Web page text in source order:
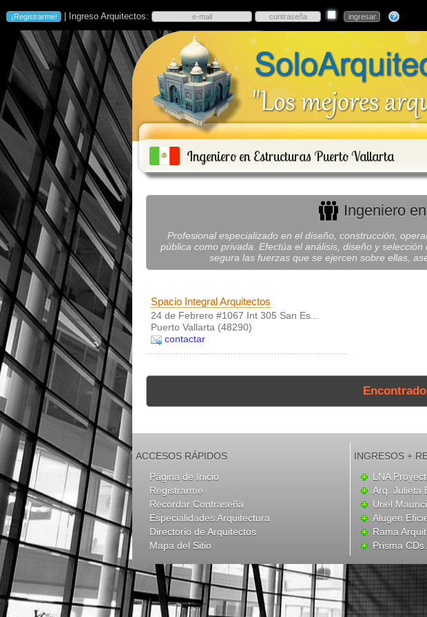
| Ingreso Arquitectos:
Ingeniero en Estructuras Puerto Vallarta
Ingeniero
Profesional especializado en el diseño, construcción,
pública como privada. Efectúa el análisis, diseño y
segura las fuerzas que se ejercen sobre ellas,
Spacio Integral Arquitectos
24 de Febrero #1067 Int 305 San Es...
Puerto Vallarta (48290)
contactar
Encontrado
ACCESOS RÁPIDOS
Página de Inicio
Registrarme
Recordar Contraseña
Especialidades Arquitectura
Directorio de Arquitectos
Mapa del Sitio
INGRESOS +
LNA
Arq. Julieta
Uriel
Alugen
Rama
Prisma